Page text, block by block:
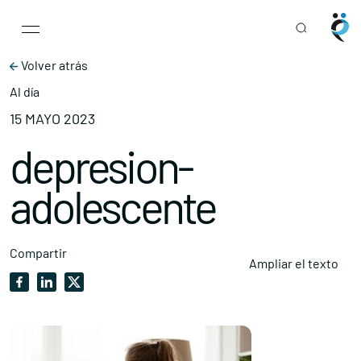
Main Navigation
Volver atrás
Al día
15 MAYO 2023
depresion-
adolescente
Compartir
Ampliar el texto